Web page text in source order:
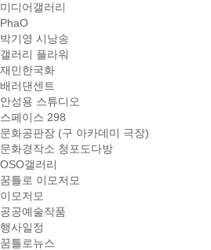
미디어갤러리
PhaO
박기영 시낭송
갤러리 플라워
재민한국화
배러댄센트
안성용 스튜디오
스페이스 298
문화공판장 (구 아카데미 극장)
문화경작소 청포도다방
OSO갤러리
꿈틀로 이모저모
이모저모
공공예술작품
행사일정
꿈틀로뉴스